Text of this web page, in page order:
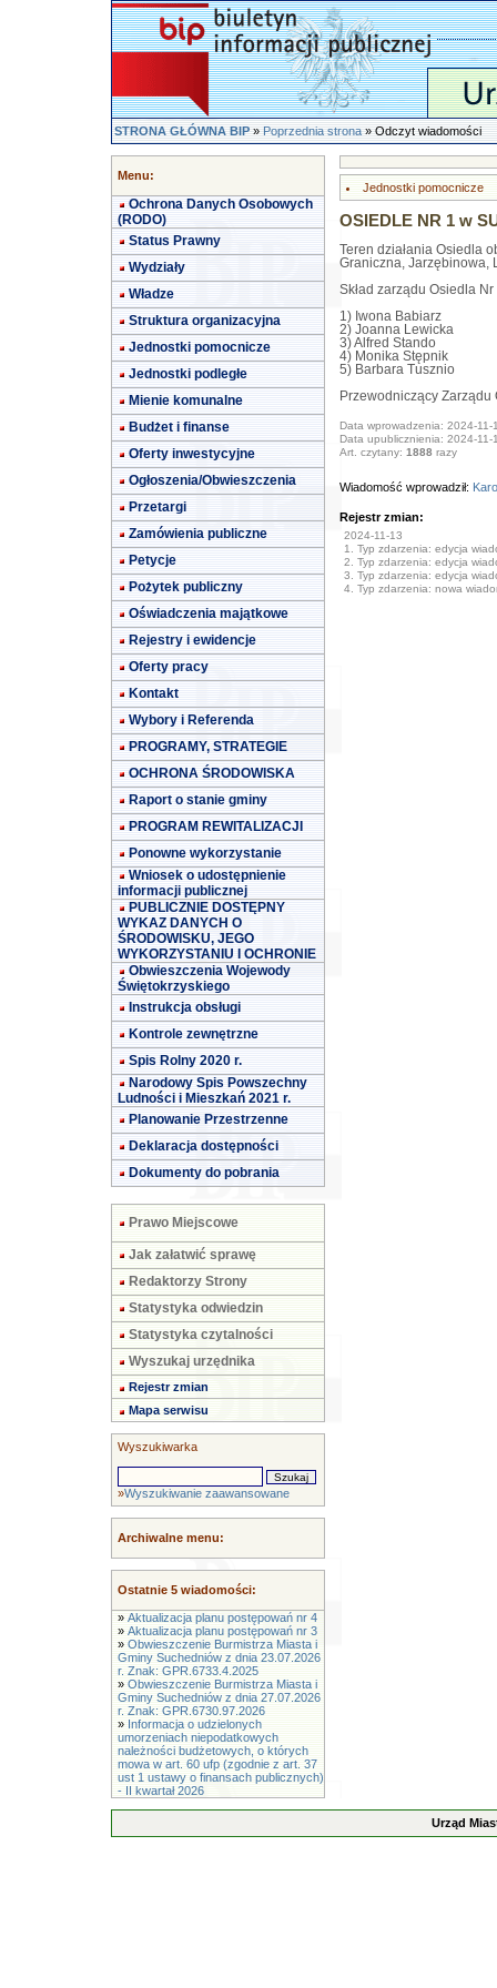
STRONA GŁÓWNA BIP»Poprzednia strona» Odczyt wiadomości
Menu:
Ochrona Danych Osobowych
(RODO)
Status Prawny
Wydziały
Władze
Struktura organizacyjna
Jednostki pomocnicze
Jednostki podległe
Mienie komunalne
Budżet i finanse
Oferty inwestycyjne
Ogłoszenia/Obwieszczenia
Przetargi
Zamówienia publiczne
Petycje
Pożytek publiczny
Oświadczenia majątkowe
Rejestry i ewidencje
Oferty pracy
Kontakt
Wybory i Referenda
PROGRAMY, STRATEGIE
OCHRONA ŚRODOWISKA
Raport o stanie gminy
PROGRAM REWITALIZACJI
Ponowne wykorzystanie
Wniosek o udostępnienie
informacji publicznej
PUBLICZNIE DOSTĘPNY
WYKAZ DANYCH O
ŚRODOWISKU, JEGO
WYKORZYSTANIU I OCHRONIE
Obwieszczenia Wojewody
Świętokrzyskiego
Instrukcja obsługi
Kontrole zewnętrzne
Spis Rolny 2020 r.
Narodowy Spis Powszechny
Ludności i Mieszkań 2021 r.
Planowanie Przestrzenne
Deklaracja dostępności
Dokumenty do pobrania
Prawo Miejscowe
Jak załatwić sprawę
Redaktorzy Strony
Statystyka odwiedzin
Statystyka czytalności
Wyszukaj urzędnika
Rejestr zmian
Mapa serwisu
Wyszukiwarka
»Wyszukiwanie zaawansowane
Archiwalne menu:
Ostatnie 5 wiadomości:
» Aktualizacja planu postępowań nr 4
» Aktualizacja planu postępowań nr 3
» Obwieszczenie Burmistrza Miasta i
Gminy Suchedniów z dnia 23.07.2026
r. Znak: GPR.6733.4.2025
» Obwieszczenie Burmistrza Miasta i
Gminy Suchedniów z dnia 27.07.2026
r. Znak: GPR.6730.97.2026
» Informacja o udzielonych
umorzeniach niepodatkowych
należności budżetowych, o których
mowa w art. 60 ufp (zgodnie z art. 37
ust 1 ustawy o finansach publicznych)
- II kwartał 2026
Jednostki pomocnicze
OSIEDLE NR 1 w
Teren działania Osiedla
Graniczna, Jarzębinowa,
Skład zarządu Osiedla Nr
1) Iwona Babiarz
2) Joanna Lewicka
3) Alfred Stando
4) Monika Stępnik
5) Barbara Tusznio
Przewodniczący
Data wprowadzenia: 2024-11-
Data upublicznienia: 2024-11-
Art. czytany: 1888 razy
Wiadomość wprowadził:
Rejestr zmian:
2024-11-13
1. Typ zdarzenia: edycja
2. Typ zdarzenia: edycja
3. Typ zdarzenia: edycja
4. Typ zdarzenia: nowa
Urząd